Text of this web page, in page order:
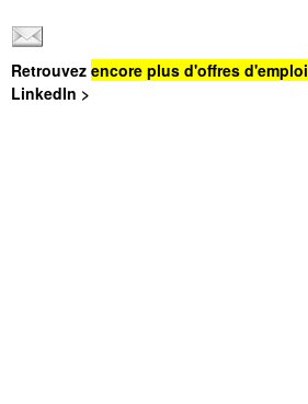
Retrouvez encore plus d'offres d'emploi
LinkedIn >